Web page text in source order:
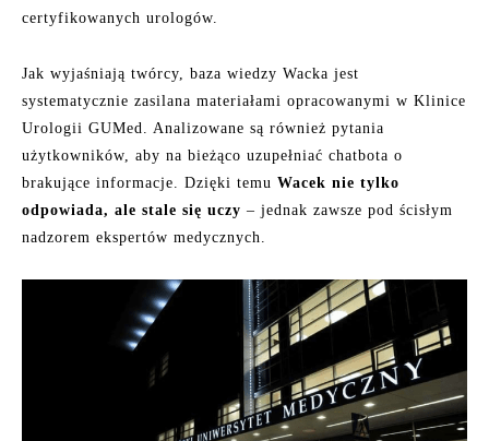
certyfikowanych urologów.
Jak wyjaśniają twórcy, baza wiedzy Wacka jest
systematycznie zasilana materiałami opracowanymi w Klinice
Urologii GUMed. Analizowane są również pytania
użytkowników, aby na bieżąco uzupełniać chatbota o
brakujące informacje. Dzięki temu Wacek nie tylko
odpowiada, ale stale się uczy – jednak zawsze pod ścisłym
nadzorem ekspertów medycznych.